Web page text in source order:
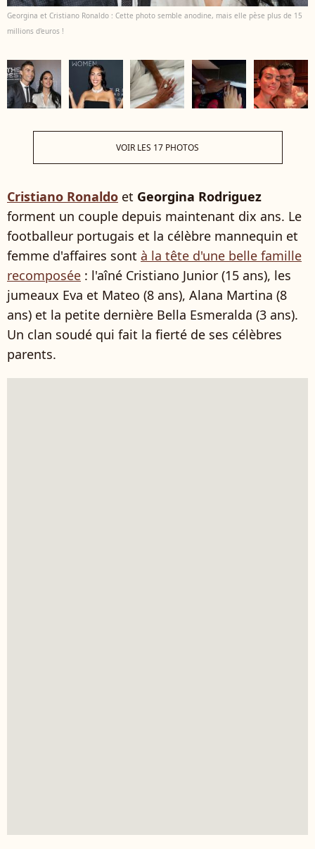
Georgina et Cristiano Ronaldo : Cette photo semble anodine, mais elle pèse plus de 15
millions d'euros !
VOIR LES 17 PHOTOS
Cristiano Ronaldo et Georgina Rodriguez
forment un couple depuis maintenant dix ans. Le
footballeur portugais et la célèbre mannequin et
femme d'affaires sont à la tête d'une belle famille
recomposée : l'aîné Cristiano Junior (15 ans), les
jumeaux Eva et Mateo (8 ans), Alana Martina (8
ans) et la petite dernière Bella Esmeralda (3 ans).
Un clan soudé qui fait la fierté de ses célèbres
parents.